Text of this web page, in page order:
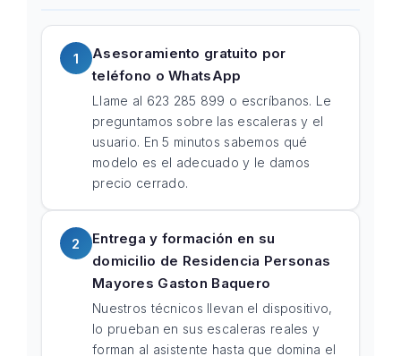
1
Asesoramiento gratuito por
teléfono o WhatsApp
Llame al 623 285 899 o escríbanos. Le
preguntamos sobre las escaleras y el
usuario. En 5 minutos sabemos qué
modelo es el adecuado y le damos
precio cerrado.
2
Entrega y formación en su
domicilio de Residencia Personas
Mayores Gaston Baquero
Nuestros técnicos llevan el dispositivo,
lo prueban en sus escaleras reales y
forman al asistente hasta que domina el